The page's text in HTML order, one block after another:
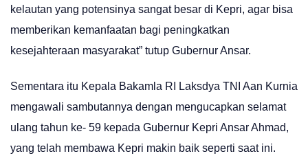
kelautan yang potensinya sangat besar di Kepri, agar bisa
memberikan kemanfaatan bagi peningkatkan
kesejahteraan masyarakat” tutup Gubernur Ansar.
Sementara itu Kepala Bakamla RI Laksdya TNI Aan Kurnia
mengawali sambutannya dengan mengucapkan selamat
ulang tahun ke- 59 kepada Gubernur Kepri Ansar Ahmad,
yang telah membawa Kepri makin baik seperti saat ini.